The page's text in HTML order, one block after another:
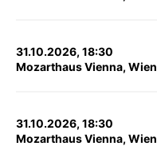
31.10.2026, 18:30
Mozarthaus Vienna, Wien
31.10.2026, 18:30
Mozarthaus Vienna, Wien